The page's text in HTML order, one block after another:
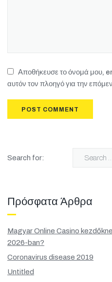
Αποθήκευσε το όνομά μου,
αυτόν τον πλοηγό για την
Search for:
Πρόσφατα Άρθρα
Magyar Online Casino
2026-ban?
Coronavirus disease 2019
Untitled